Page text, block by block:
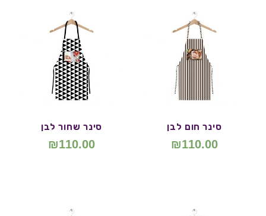
סינר חום לבן
₪110.00
סינר שחור לבן
₪110.00